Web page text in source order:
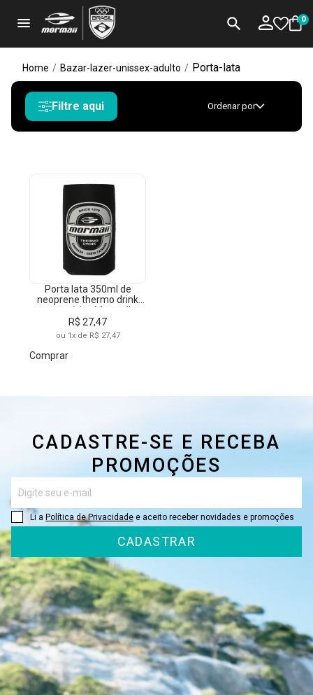
menu search 0
Home / Bazar-lazer-unissex-adulto / Porta-lata
Filtre aqui Ordenar por
Porta lata 350ml de
neoprene thermo drink
acessórios Mormaii
R$ 27,47
ou 1x de R$ 27,47
Comprar
CADASTRE-SE E RECEBA
PROMOÇÕES
Li a Política de Privacidade e aceito receber novidades e promoções
CADASTRAR